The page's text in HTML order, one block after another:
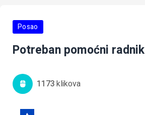
Posao
Potreban pomoćni radnik
1173Klikova